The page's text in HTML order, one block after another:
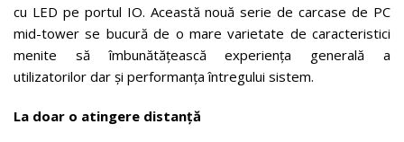
cu LED pe portul IO. Această nouă serie de carcase de PC
mid-tower se bucură de o mare varietate de caracteristici
menite să îmbunătățească experiența generală a
utilizatorilor dar și performanța întregului sistem.
La doar o atingere distanță